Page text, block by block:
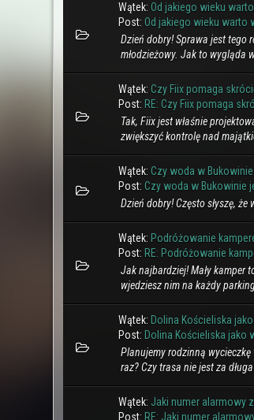
Wątek: Od jakiego wieku
Post: Od jakiego wieku warto
Dzień dobry! Sprawa jest tego
młodzieżowy. Jak to wygląda
Wątek: Czy Fiix pomaga
Post: RE: Czy Fiix pomaga
Tak, Fiix jest właśnie
zwiększyć kontrolę nad
Wątek: Czy woda w
Post: Czy woda w Bukowinie
Dzień dobry! Często słyszę,
Wątek: Podróżowanie
Post: RE: Podróżowanie
Jak najbardziej! Mały kamper
wjedziesz nim na każdy
Wątek: Dolina Kościeliska
Post: Dolina Kościeliska jako
Planujemy rodzinną
raz? Czy trasa nie jest za
Wątek: Jaki numer alarmowy
Post: RE: Jaki numer